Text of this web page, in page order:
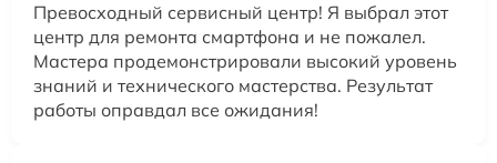
Превосходный сервисный центр! Я выбрал этот
центр для ремонта смартфона и не пожалел.
Мастера продемонстрировали высокий уровень
знаний и технического мастерства. Результат
работы оправдал все ожидания!